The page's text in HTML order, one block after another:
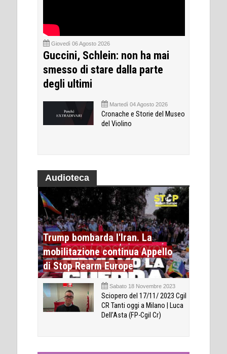
Giovedì 06 Agosto 2026
Guccini, Schlein: non ha mai
smesso di stare dalla parte
degli ultimi
Martedì 04 Agosto 2026
Cronache e Storie del Museo
del Violino
Audioteca
Trump bombarda l'Iran. La
mobilitazione continua Appello
di Stop Rearm Europe
Sabato 18 Novembre 2023
Sciopero del 17/11/ 2023 Cgil
CR Tanti oggi a Milano | Luca
Dell’Asta (FP-Cgil Cr)